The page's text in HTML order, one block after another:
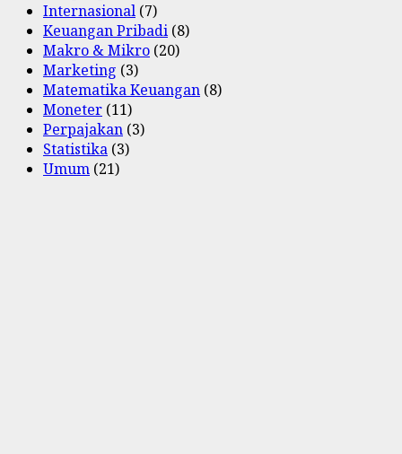
Internasional (7)
Keuangan Pribadi (8)
Makro & Mikro (20)
Marketing (3)
Matematika Keuangan (8)
Moneter (11)
Perpajakan (3)
Statistika (3)
Umum (21)